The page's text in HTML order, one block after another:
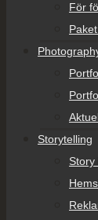
För
Storytelling
Story